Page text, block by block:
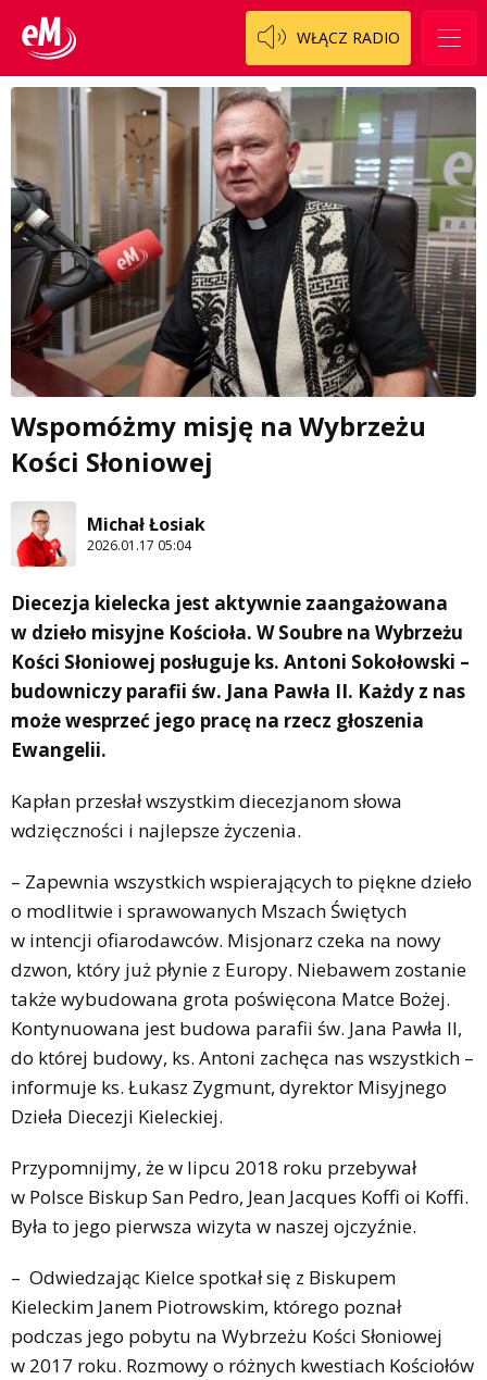
WŁĄCZ RADIO
Wspomóżmy misję na Wybrzeżu
Kości Słoniowej
Michał Łosiak
2026.01.17 05:04
Diecezja kielecka jest aktywnie zaangażowana
w dzieło misyjne Kościoła. W Soubre na Wybrzeżu
Kości Słoniowej posługuje ks. Antoni Sokołowski –
budowniczy parafii św. Jana Pawła II. Każdy z nas
może wesprzeć jego pracę na rzecz głoszenia
Ewangelii.
Kapłan przesłał wszystkim diecezjanom słowa
wdzięczności i najlepsze życzenia.
– Zapewnia wszystkich wspierających to piękne dzieło
o modlitwie i sprawowanych Mszach Świętych
w intencji ofiarodawców. Misjonarz czeka na nowy
dzwon, który już płynie z Europy. Niebawem zostanie
także wybudowana grota poświęcona Matce Bożej.
Kontynuowana jest budowa parafii św. Jana Pawła II,
do której budowy, ks. Antoni zachęca nas wszystkich –
informuje ks. Łukasz Zygmunt, dyrektor Misyjnego
Dzieła Diecezji Kieleckiej.
Przypomnijmy, że w lipcu 2018 roku przebywał
w Polsce Biskup San Pedro, Jean Jacques Koffi oi Koffi.
Była to jego pierwsza wizyta w naszej ojczyźnie.
– Odwiedzając Kielce spotkał się z Biskupem
Kieleckim Janem Piotrowskim, którego poznał
podczas jego pobytu na Wybrzeżu Kości Słoniowej
w 2017 roku. Rozmowy o różnych kwestiach Kościołów